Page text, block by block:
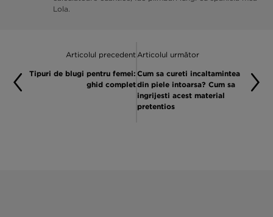
Lola.
Articolul precedent
Tipuri de blugi pentru femei:
ghid complet
Articolul următor
Cum sa cureti incaltamintea
din piele intoarsa? Cum sa
ingrijesti acest material
pretentios